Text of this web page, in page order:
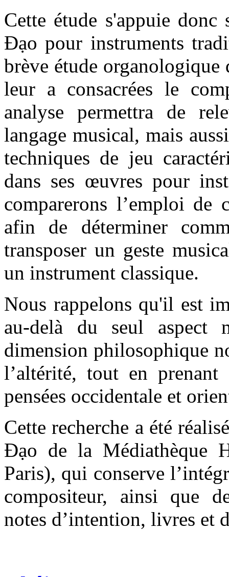
Cette étude s'appuie
Đạo pour instruments
brève étude organologique
leur a consacrées le
analyse permettra de
langage musical, mais
techniques de jeu
dans ses œuvres pour
comparerons l’emploi de
afin de déterminer
transposer un geste
un instrument classique.
Nous rappelons qu'il est
au-delà du seul aspect
dimension philosophique
l’altérité, tout en prenant
pensées occidentale et
Cette recherche a été
Đạo de la Médiathèque
Paris), qui conserve
compositeur, ainsi que
notes d’intention, livres et